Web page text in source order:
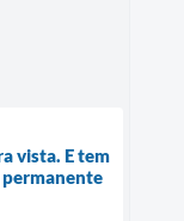
vista. E tem
permanente